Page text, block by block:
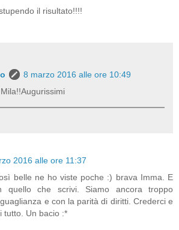
il risultato!!!!
8 marzo 2016 alle ore 10:49
2016 alle ore 11:37
belle ne ho viste poche :) brava Imma. E
quello che scrivi. Siamo ancora troppo
e con la parità di diritti. Crederci e
tutto. Un bacio :*